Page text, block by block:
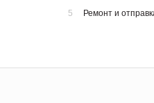
5 Ремонт и